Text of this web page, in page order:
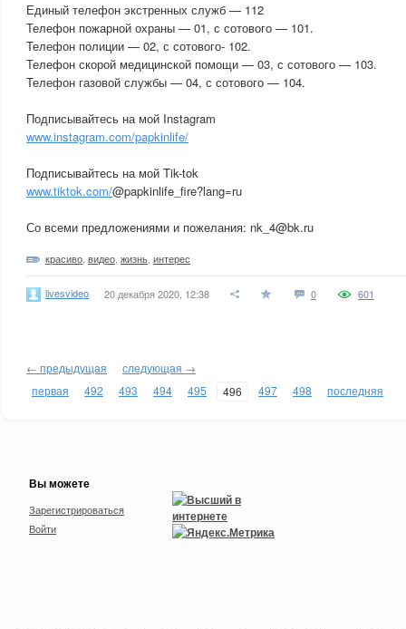
Единый телефон экстренных служб — 112
Телефон пожарной охраны — 01, с сотового — 101.
Телефон полиции — 02, с сотового- 102.
Телефон скорой медицинской помощи — 03, с сотового — 103.
Телефон газовой службы — 04, с сотового — 104.
Подписывайтесь на мой Instagram
www.instagram.com/papkinlife/
Подписывайтесь на мой Tik-tok
www.tiktok.com/@papkinlife_fire?lang=ru
Со всеми предложениями и пожелания: nk_4@bk.ru
красиво видео жизнь интерес
livesvideo 20 декабря 2020, 12:38 0 601
← предыдущая
следующая →
первая
492 493 494 495 496 497 498 последняя
Вы можете
Зарегистрироваться
Войти